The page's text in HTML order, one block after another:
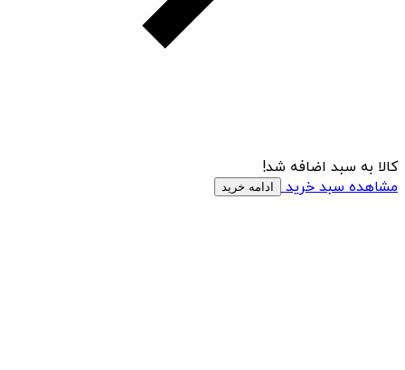
کالا به سبد اضافه شد!
مشاهده سبد خرید ادامه خرید